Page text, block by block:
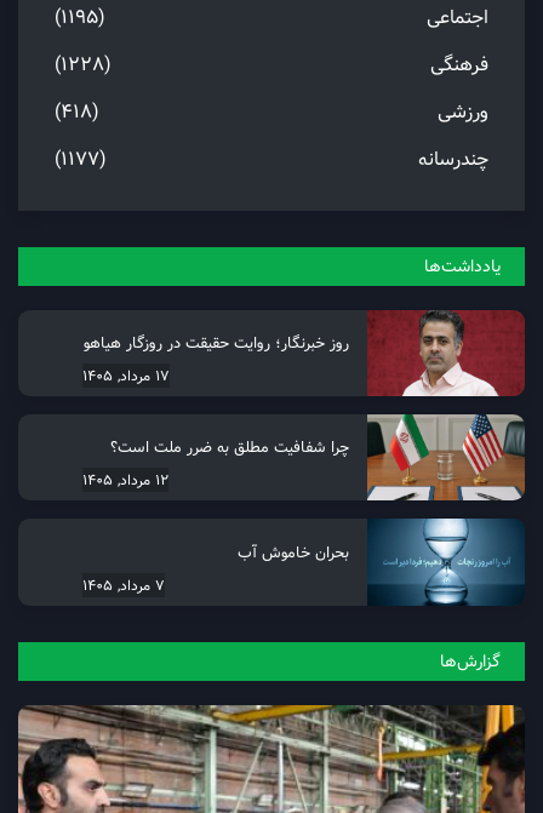
اجتماعی
(1195)
فرهنگی
(1228)
ورزشی
(418)
چندرسانه
(1177)
یادداشت‌ها
روز خبرنگار؛ روایت حقیقت در روزگار هیاهو
17 مرداد, 1405
چرا شفافیت مطلق به ضرر ملت است؟
12 مرداد, 1405
بحران خاموش آب
7 مرداد, 1405
گزارش‌ها